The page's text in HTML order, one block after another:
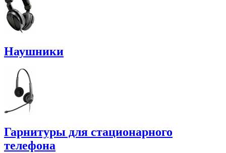
Наушники
Гарнитуры для стационарного
телефона